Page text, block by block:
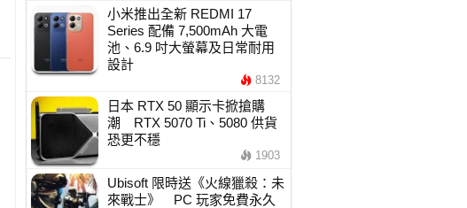
小米推出全新 REDMI 17
Series 配備 7,500mAh 大電
池、6.9 吋大螢幕及日常耐用
設計
8132
日本 RTX 50 顯示卡掀搶購
潮 RTX 5070 Ti、5080 供貨
恐更不穩
1903
Ubisoft 限時送《火線獵殺：未
來戰士》 PC 玩家免費永久